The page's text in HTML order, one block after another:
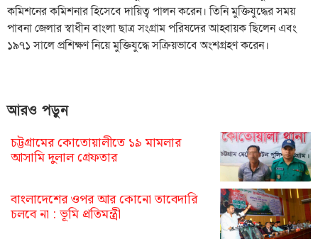
কমিশনের কমিশনার হিসেবে দায়িত্ব পালন করেন। তিনি মুক্তিযুদ্ধের সময়
পাবনা জেলার স্বাধীন বাংলা ছাত্র সংগ্রাম পরিষদের আহ্বায়ক ছিলেন এবং
১৯৭১ সালে প্রশিক্ষণ নিয়ে মুক্তিযুদ্ধে সক্রিয়ভাবে অংশগ্রহণ করেন।
আরও পড়ুন
চট্টগ্রামের কোতোয়ালীতে ১৯ মামলার
আসামি দুলাল গ্রেফতার
বাংলাদেশের ওপর আর কোনো তাবেদারি
চলবে না : ভূমি প্রতিমন্ত্রী